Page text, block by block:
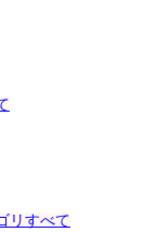
リすべて